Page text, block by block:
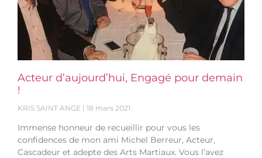
Acteur d’aujourd’hui, Engagé pour demain
!
KRIS SAINT ANGE 18 mars 2021
Immense honneur de recueillir pour vous les
confidences de mon ami Michel Berreur, Acteur,
Cascadeur et adepte des Arts Martiaux. Vous l’avez